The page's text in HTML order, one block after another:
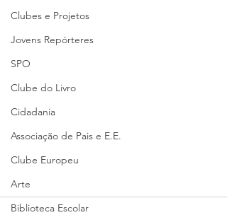
Clubes e Projetos
Jovens Repórteres
SPO
Clube do Livro
Cidadania
Associação de Pais e E.E.
Clube Europeu
Arte
Biblioteca Escolar